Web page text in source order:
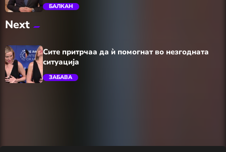
БАЛКАН
Next
Сите притрчаа да ѝ помогнат во незгодната
ситуација
ЗАБАВА